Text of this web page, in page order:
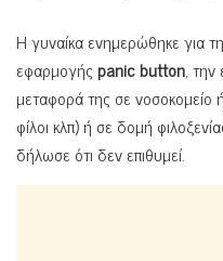
Η γυναίκα ενημερώθηκε για
εφαρμογήςpanic button, την
μεταφορά της σε νοσοκομείο
φίλοι κλπ) ή σε δομή
δήλωσε ότι δεν επιθυμεί.